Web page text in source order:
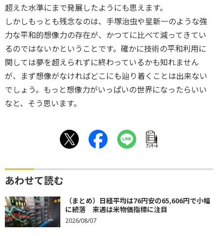
超えた水準にまで発展したようにも思えます。
しかしもっとも残念なのは、手塚治虫や星新一のような強
力な平和的想像力の存在が、かつてに比べて減ってきてい
るのではないかということです。確かに技術の平和利用に
関しては夢を超えられずに終わっているかも知れません
が、まず想像がなければどこにも辿り着くことは出来ない
でしょう。もっと想像力がいっぱいの世界になったらいい
なと、そう思います。
ｱﾝｹｰﾄ
あわせて読む
（まとめ）日経平均は76円安の65,606円で小幅
に続落 来週は米物価指標に注目
2026/08/07